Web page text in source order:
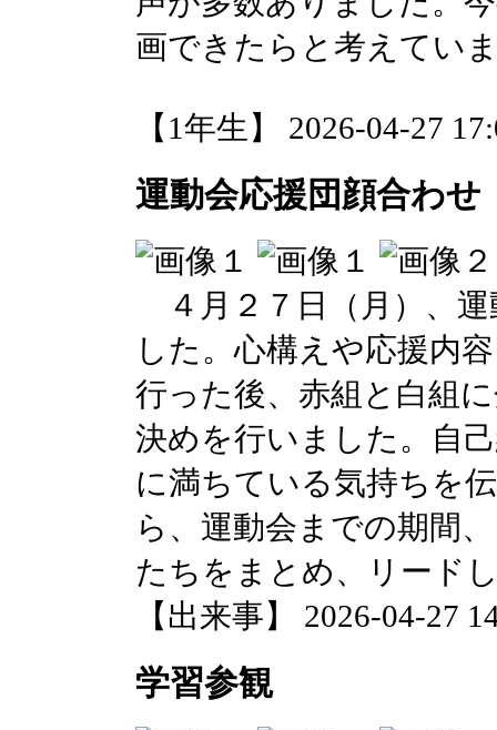
画できたらと考えてい
【1年生】 2026-04-27
運動会応援団顔合わせ
４月２７日（月）、
した。心構えや応援内
行った後、赤組と白組
決めを行いました。自
に満ちている気持ちを
ら、運動会までの期間
たちをまとめ、リード
【出来事】 2026-04-27
学習参観